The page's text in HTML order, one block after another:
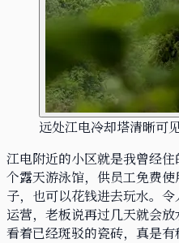
远处江电冷却塔清晰可
江电附近的小区就是我曾经
个露天游泳馆，供员工免费
子，也可以花钱进去玩水。
运营，老板说再过几天就会放
看着已经斑驳的瓷砖，真是有